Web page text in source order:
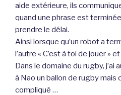
aide extérieure, ils
quand une phrase est
prendre le délai.
Ainsi lorsque qu’un robot a
l’autre « C’est à toi de jouer »
Dans le domaine du rugby, j’ai
à Nao un ballon de rugby mais
compliqué …